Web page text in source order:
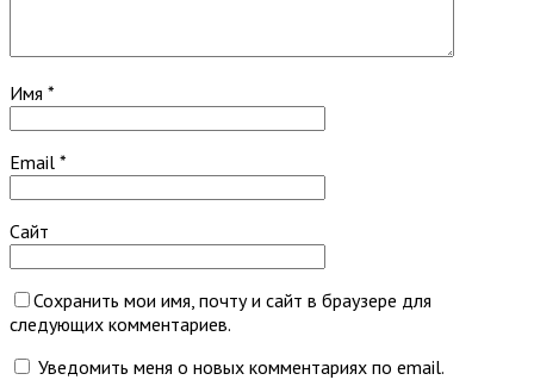
Имя *
Email *
Сайт
Сохранить мои имя, почту и сайт в браузере для
следующих комментариев.
Уведомить меня о новых комментариях по email.